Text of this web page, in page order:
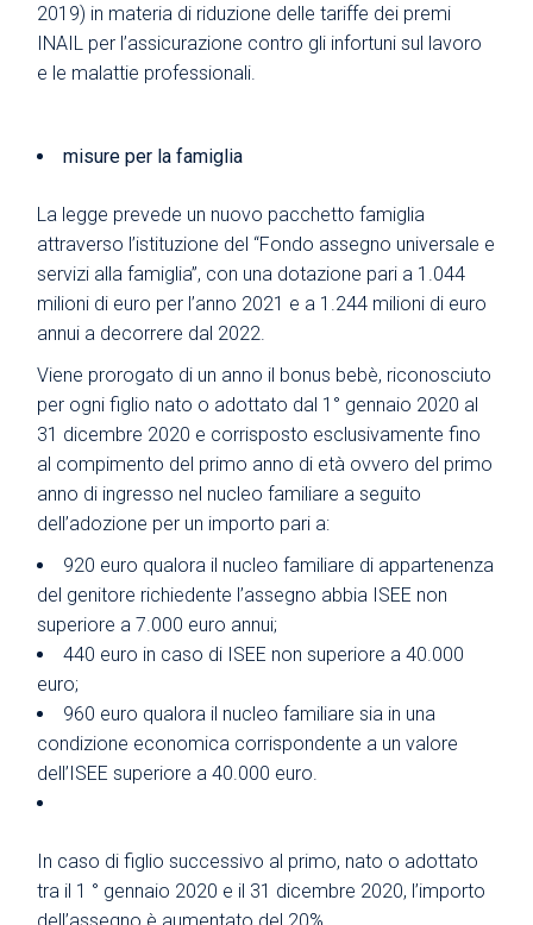
2019) in materia di riduzione delle tariffe dei premi
INAIL per l’assicurazione contro gli infortuni sul lavoro
e le malattie professionali.
misure per la famiglia
La legge prevede un nuovo pacchetto famiglia
attraverso l’istituzione del “Fondo assegno universale e
servizi alla famiglia”, con una dotazione pari a 1.044
milioni di euro per l’anno 2021 e a 1.244 milioni di euro
annui a decorrere dal 2022.
Viene prorogato di un anno il bonus bebè, riconosciuto
per ogni figlio nato o adottato dal 1° gennaio 2020 al
31 dicembre 2020 e corrisposto esclusivamente fino
al compimento del primo anno di età ovvero del primo
anno di ingresso nel nucleo familiare a seguito
dell’adozione per un importo pari a:
920 euro qualora il nucleo familiare di appartenenza
del genitore richiedente l’assegno abbia ISEE non
superiore a 7.000 euro annui;
440 euro in caso di ISEE non superiore a 40.000
euro;
960 euro qualora il nucleo familiare sia in una
condizione economica corrispondente a un valore
dell’ISEE superiore a 40.000 euro.
In caso di figlio successivo al primo, nato o adottato
tra il 1 ° gennaio 2020 e il 31 dicembre 2020, l’importo